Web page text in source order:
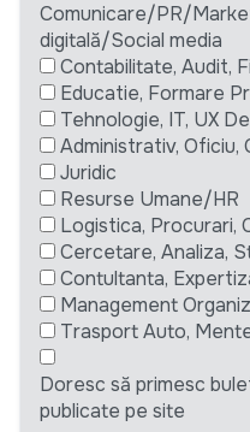
Comunicare/PR/
digitală/Social media
Contabilitate, Audit,
Educatie, Formare
Tehnologie, IT, UX
Administrativ, Oficiu,
Juridic
Resurse Umane/HR
Logistica, Procurari,
Cercetare, Analiza,
Contultanta,
Management
Trasport Auto,
Doresc să primesc
publicate pe site